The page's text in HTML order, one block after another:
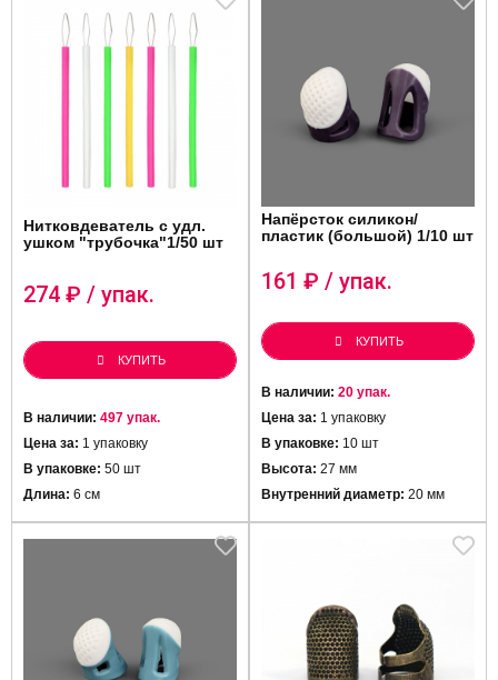
Нитковдеватель с удл.
ушком "трубочка"1/50 шт
274 ₽ / упак.
КУПИТЬ
В наличии: 497 упак.
Цена за: 1 упаковку
В упаковке: 50 шт
Длина: 6 см
Напёрсток силикон/
пластик (большой) 1/10 шт
161 ₽ / упак.
КУПИТЬ
В наличии: 20 упак.
Цена за: 1 упаковку
В упаковке: 10 шт
Высота: 27 мм
Внутренний диаметр: 20 мм